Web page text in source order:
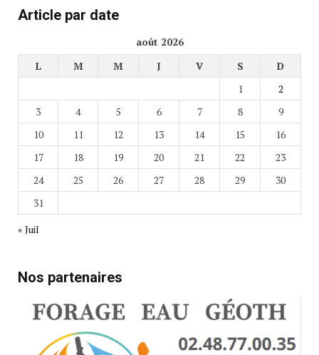
Article par date
août 2026
L
M M J V S
D
1
2
3
4 5 6 7 8
9
10
11 12 13 14 15
16
17
18 19 20 21 22
23
24
25 26 27 28 29
30
31
« Juil
Nos partenaires